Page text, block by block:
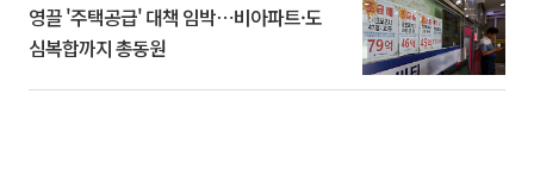
영끌 '주택공급' 대책 임박⋯비아파트·도
심복합까지 총동원